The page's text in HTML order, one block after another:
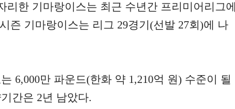
한 기마랑이스는 최근 수년간 프리미어리그에
즌 기마랑이스는 리그 29경기(선발 27회)에 나
6,000만 파운드(한화 약 1,210억 원) 수준이 될
간은 2년 남았다.